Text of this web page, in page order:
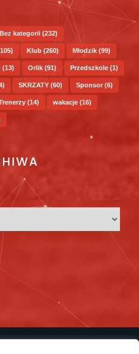
Bez kategorii (232)
Klub (260) Młodzik (99)
(13) Orlik (91) Przedszkole (1)
SKRZATY (60) Sponsor (6)
(14) wakacje (16)